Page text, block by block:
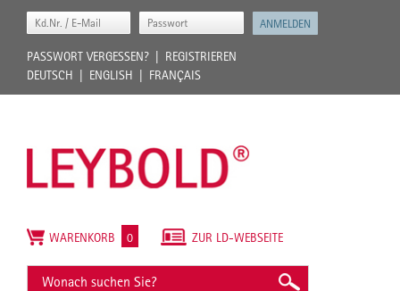
PASSWORT VERGESSEN?
REGISTRIEREN
DEUTSCH
ENGLISH FRANÇAIS
ZUR LD-WEBSEITE
WARENKORB 0